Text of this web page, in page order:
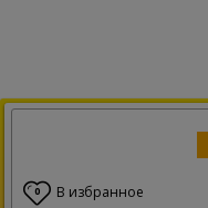
0 В избранное